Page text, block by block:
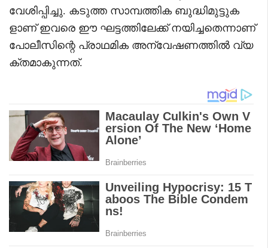
വേശിപ്പിച്ചു. കടുത്ത സാമ്പത്തിക ബുദ്ധിമുട്ടുക
ളാണ് ഇവരെ ഈ ഘട്ടത്തിലേക്ക് നയിച്ചതെന്നാണ്
പോലീസിന്റെ പ്രാഥമിക അന്വേഷണത്തിൽ വ്യ
ക്തമാകുന്നത്.